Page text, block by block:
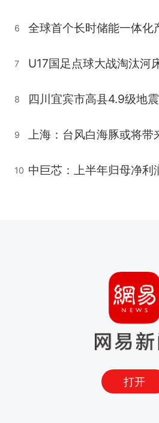
6
7
8
9
10
打开